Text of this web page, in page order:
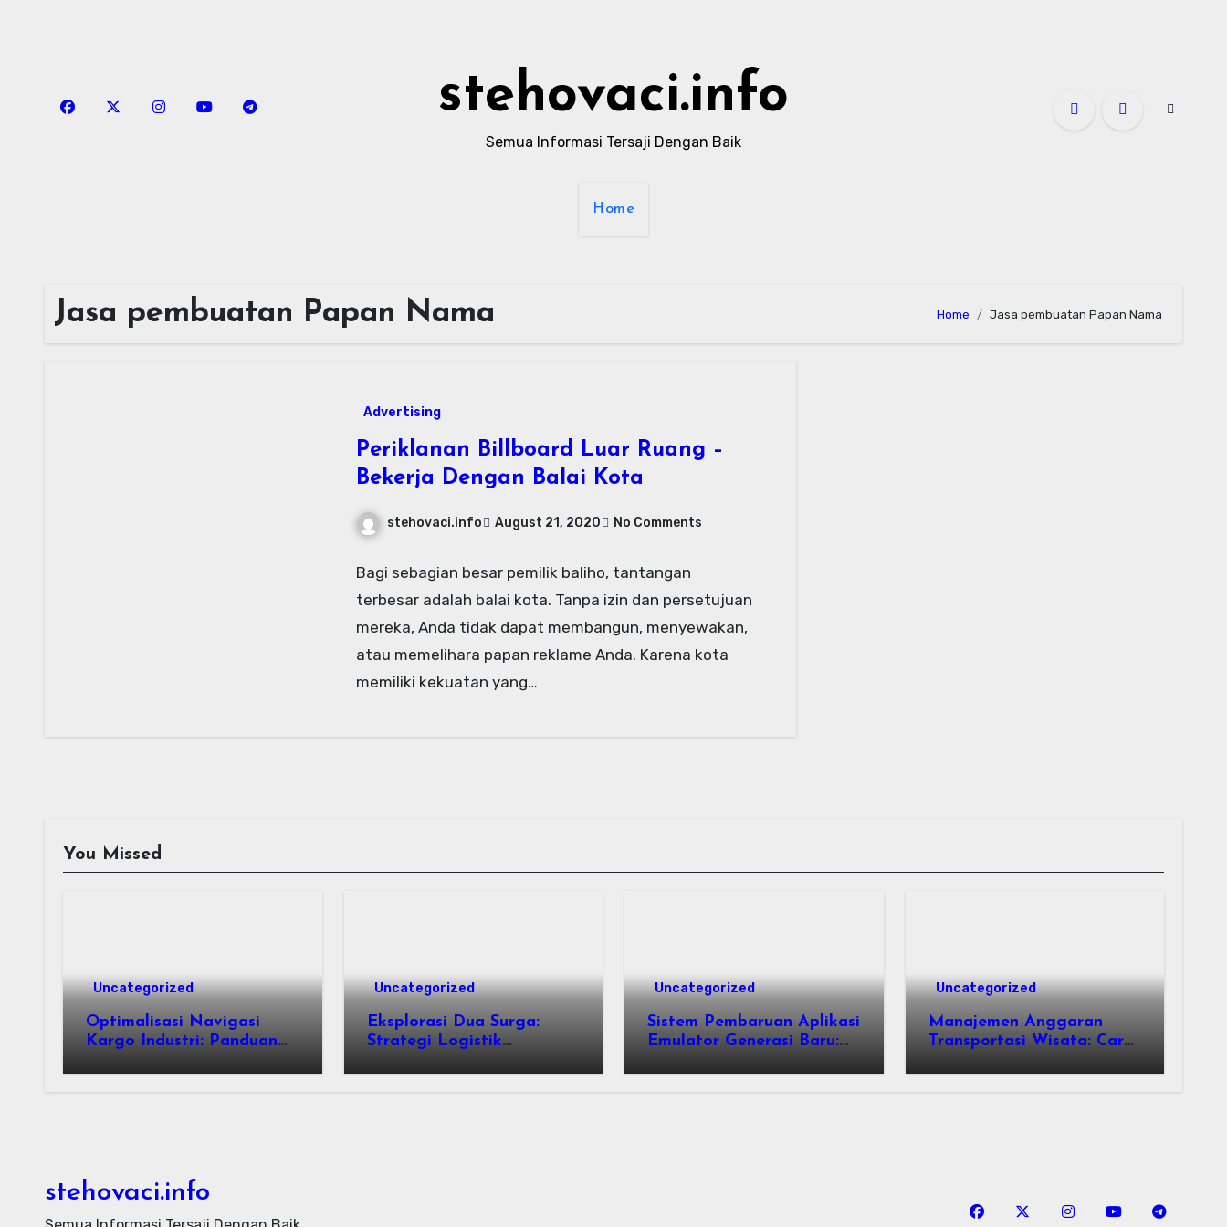
stehovaci.info
Semua Informasi Tersaji Dengan Baik
Home
Jasa pembuatan Papan Nama Home Jasa pembuatan Papan Nama
Advertising
Periklanan Billboard Luar Ruang –
Bekerja Dengan Balai Kota
stehovaci.info August 21, 2020 No Comments
Bagi sebagian besar pemilik baliho, tantangan
terbesar adalah balai kota. Tanpa izin dan persetujuan
mereka, Anda tidak dapat membangun, menyewakan,
atau memelihara papan reklame Anda. Karena kota
memiliki kekuatan yang…
You Missed
Uncategorized
Optimalisasi Navigasi
Kargo Industri: Panduan
Armada Angkutan dan
Uncategorized
Eksplorasi Dua Surga:
Strategi Logistik
Besar Menggunakan
Uncategorized
Sistem Pembaruan Aplikasi
Emulator Generasi Baru:
Perangkat Eden Emulation
Uncategorized
Manajemen Anggaran
Transportasi Wisata: Cara
Sewa Kendaraan Terbaik
stehovaci.info